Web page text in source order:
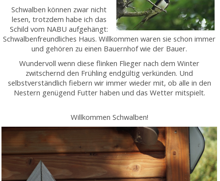
Schwalben können zwar nicht
lesen, trotzdem habe ich das
Schild vom NABU aufgehängt:
Schwalbenfreundliches Haus. Willkommen waren sie schon immer
und gehören zu einen Bauernhof wie der Bauer.
Wundervoll wenn diese flinken Flieger nach dem Winter
zwitschernd den Frühling endgültig verkünden. Und
selbstverständlich fiebern wir immer wieder mit, ob alle in den
Nestern genügend Futter haben und das Wetter mitspielt.
Willkommen Schwalben!